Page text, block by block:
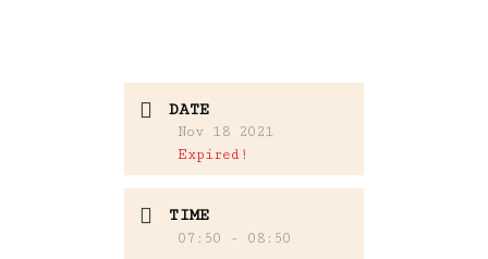
DATE
Nov 18 2021
Expired!
TIME
07:50 - 08:50